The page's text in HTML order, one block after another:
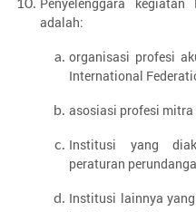
adalah:
organisasi profesi
International
asosiasi profesi mitra
Institusi yang
peraturan
Institusi lainnya